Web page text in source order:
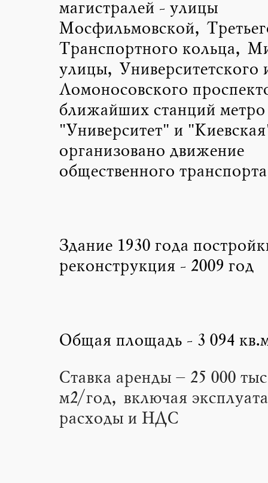
магистралей - улицы
Мосфильмовской,
Транспортного кольца,
улицы, Университетского
Ломоносовского
ближайших станций метро
"Университет" и
организовано движение
общественного
Здание 1930 года
реконструкция - 2009 год
Общая площадь - 3 094
Ставка аренды – 25 000
м2/год, включая
расходы и НДС